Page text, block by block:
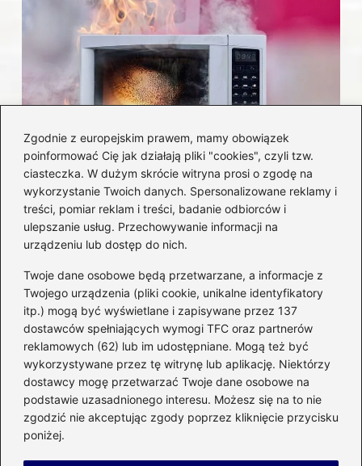
Zgodnie z europejskim prawem, mamy obowiązek
poinformować Cię jak działają pliki "cookies", czyli tzw.
ciasteczka. W dużym skrócie witryna prosi o zgodę na
wykorzystanie Twoich danych. Spersonalizowane reklamy i
treści, pomiar reklam i treści, badanie odbiorców i
ulepszanie usług. Przechowywanie informacji na
urządzeniu lub dostęp do nich.
Twoje dane osobowe będą przetwarzane, a informacje z
Twojego urządzenia (pliki cookie, unikalne identyfikatory
itp.) mogą być wyświetlane i zapisywane przez 137
dostawców spełniających wymogi TFC oraz partnerów
reklamowych (62) lub im udostępniane. Mogą też być
wykorzystywane przez tę witrynę lub aplikację. Niektórzy
dostawcy mogę przetwarzać Twoje dane osobowe na
podstawie uzasadnionego interesu. Możesz się na to nie
zgodzić nie akceptując zgody poprzez kliknięcie przycisku
poniżej.
Czy można włożyć styropian do
mikrofalówki? Przewodnik po
bezpiecznym użytkowaniu sprzętu
kuchennego
Kategorie
Budowa (285)
Dom(207)
Energetyka(21)
Meble i elektronika(23)
Ogród(51)
Remont(78)